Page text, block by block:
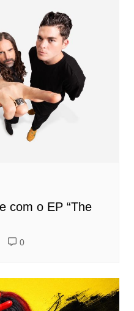
com o EP “The
0